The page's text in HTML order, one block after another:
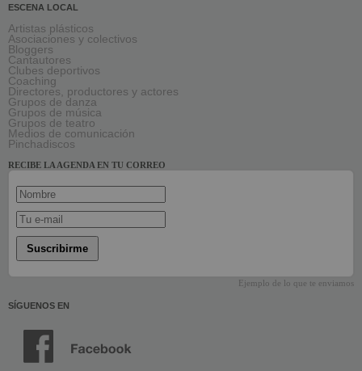
ESCENA LOCAL
Artistas plásticos
Asociaciones y colectivos
Bloggers
Cantautores
Clubes deportivos
Coaching
Directores, productores y actores
Grupos de danza
Grupos de música
Grupos de teatro
Medios de comunicación
Pinchadiscos
RECIBE LA AGENDA EN TU CORREO
Suscribirme
Ejemplo de lo que te enviamos
SÍGUENOS EN